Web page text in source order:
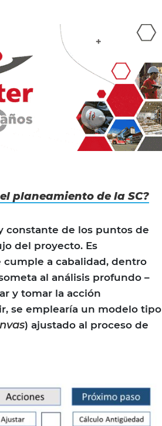
planeamiento de la SC?
constante de los puntos de
del proyecto. Es
cumple a cabalidad, dentro
al análisis profundo –
y tomar la acción
se emplearía un modelo tipo
) ajustado al proceso de